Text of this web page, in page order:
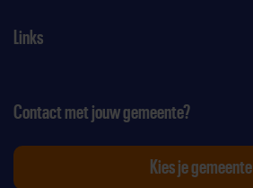
Links
Contact met jouw gemeente?
Kies je gemeente